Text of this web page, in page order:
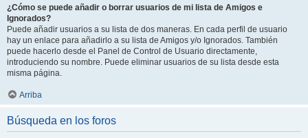
¿Cómo se puede añadir o borrar usuarios de mi lista de Amigos e
Ignorados?
Puede añadir usuarios a su lista de dos maneras. En cada perfil de usuario
hay un enlace para añadirlo a su lista de Amigos y/o Ignorados. También
puede hacerlo desde el Panel de Control de Usuario directamente,
introduciendo su nombre. Puede eliminar usuarios de su lista desde esta
misma página.
Arriba
Búsqueda en los foros